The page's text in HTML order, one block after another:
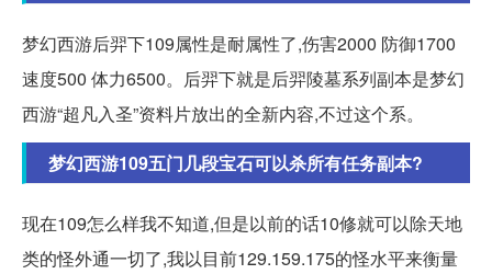
梦幻西游后羿下109属性是耐属性了,伤害2000 防御1700
速度500 体力6500。后羿下就是后羿陵墓系列副本是梦幻
西游“超凡入圣”资料片放出的全新内容,不过这个系。
梦幻西游109五门几段宝石可以杀所有任务副本?
现在109怎么样我不知道,但是以前的话10修就可以除天地
类的怪外通一切了,我以目前129.159.175的怪水平来衡量